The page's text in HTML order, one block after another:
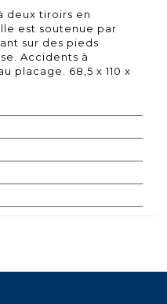
deux tiroirs en
est soutenue par
sur des pieds
Accidents à
placage. 68,5 x 110 x